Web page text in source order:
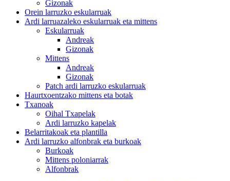
Gizonak
Orein larruzko eskularruak
Ardi larruazaleko eskularruak eta mittens
Eskularruak
Andreak
Gizonak
Mittens
Andreak
Gizonak
Patch ardi larruzko eskularruak
Haurtxoentzako mittens eta botak
Txanoak
Oihal Txapelak
Ardi larruzko kapelak
Belarritakoak eta plantilla
Ardi larruzko alfonbrak eta burkoak
Burkoak
Mittens poloniarrak
Alfonbrak